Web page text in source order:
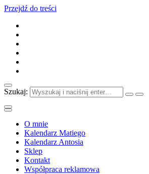
Przejdź do treści
Szukaj:
O mnie
Kalendarz Matiego
Kalendarz Antosia
Sklep
Kontakt
Współpraca reklamowa